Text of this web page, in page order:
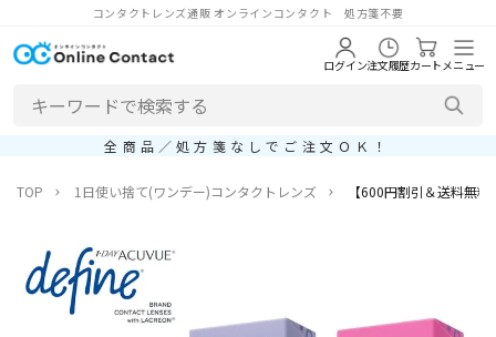
コンタクトレンズ通販 オンラインコンタクト 処方箋不要
ログイン注文履歴カートメニュー
全商品／処方箋なしでご注文ＯＫ！
TOP 1日使い捨て(ワンデー)コンタクトレンズ 【600円割引＆送料無